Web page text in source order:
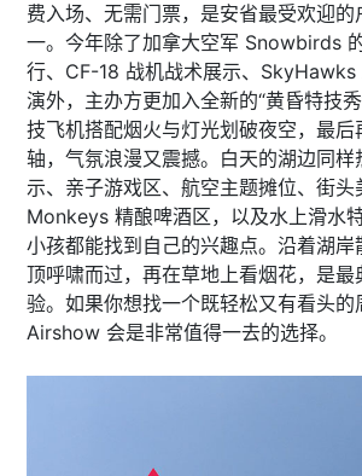
费入场、无需门票，是安省最受欢迎
一。今年除了加拿大空军 Snowbirds
行、CF-18 战机战术展示、SkyHawks
演外，主办方更加入全新的“黄昏特技
技飞机搭配烟火与灯光划破夜空，最后
轴，气氛浪漫又震撼。白天的湖边同样
示、亲子游戏区、航空主题摊位、街
Monkeys 精酿啤酒区，以及水上滑水
小孩都能找到自己的兴趣点。沿着湖
顶呼啸而过，再在草地上看烟花，是
验。如果你想找一个既轻松又有看头
Airshow 会是非常值得一去的选择。